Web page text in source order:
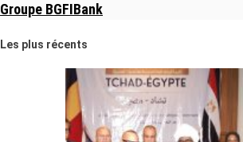
Groupe BGFIBank
Les plus récents